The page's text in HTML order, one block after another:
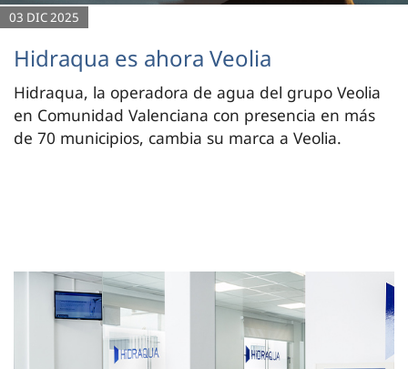
03 DIC 2025
Hidraqua es ahora Veolia
Hidraqua, la operadora de agua del grupo Veolia
en Comunidad Valenciana con presencia en más
de 70 municipios, cambia su marca a Veolia.